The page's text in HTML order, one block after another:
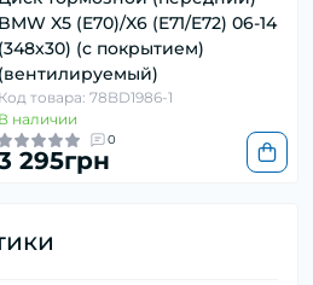
BMW X5 (E70)/X6 (E71/E72) 06-14
(348x30) (с покрытием)
(вентилируемый)
Код товара: 78BD1986-1
В наличии
0
295грн